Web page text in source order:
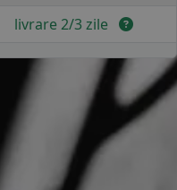
livrare 2/3 zile